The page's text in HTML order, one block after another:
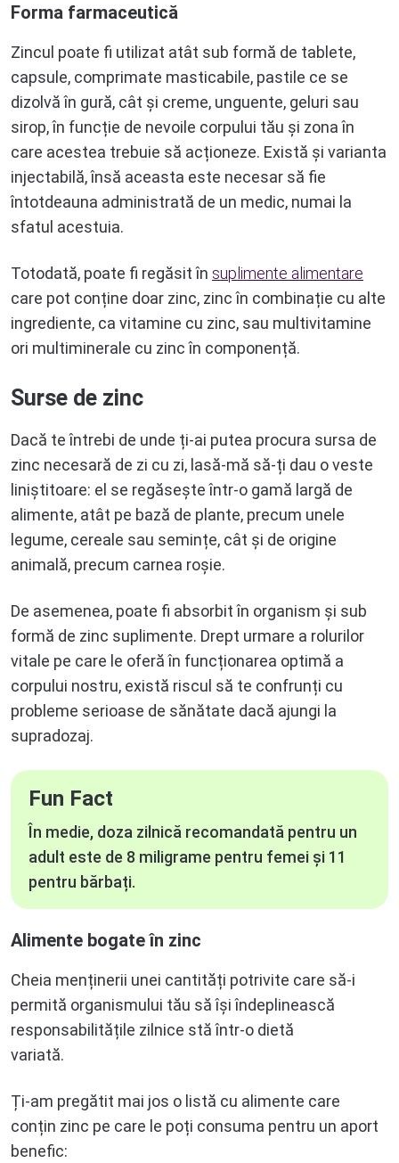
Forma farmaceutică
Zincul poate fi utilizat atât sub formă de tablete,
capsule, comprimate masticabile, pastile ce se
dizolvă în gură, cât și creme, unguente, geluri sau
sirop, în funcție de nevoile corpului tău și zona în
care acestea trebuie să acționeze. Există și varianta
injectabilă, însă aceasta este necesar să fie
întotdeauna administrată de un medic, numai la
sfatul acestuia.
Totodată, poate fi regăsit în suplimente alimentare
care pot conține doar zinc, zinc în combinație cu alte
ingrediente, ca vitamine cu zinc, sau multivitamine
ori multiminerale cu zinc în componență.
Surse de zinc
Dacă te întrebi de unde ți-ai putea procura sursa de
zinc necesară de zi cu zi, lasă-mă să-ți dau o veste
liniștitoare: el se regăsește într-o gamă largă de
alimente, atât pe bază de plante, precum unele
legume, cereale sau semințe, cât și de origine
animală, precum carnea roșie.
De asemenea, poate fi absorbit în organism și sub
formă de zinc suplimente. Drept urmare a rolurilor
vitale pe care le oferă în funcționarea optimă a
corpului nostru, există riscul să te confrunți cu
probleme serioase de sănătate dacă ajungi la
supradozaj.
Fun Fact
În medie, doza zilnică recomandată pentru un
adult este de 8 miligrame pentru femei și 11
pentru bărbați.
Alimente bogate în zinc
Cheia menținerii unei cantități potrivite care să-i
permită organismului tău să își îndeplinească
responsabilitățile zilnice stă într-o dietă
variată.
Ți-am pregătit mai jos o listă cu alimente care
conțin zinc pe care le poți consuma pentru un aport
benefic: